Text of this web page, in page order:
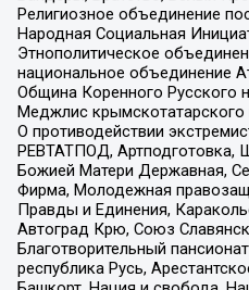
Религиозное объединение
Народная Социальная
Этнополитическое
национальное объединение
Община Коренного Русского
Меджлис
О противодействии
РЕВТАТПОД, Артподготовка,
Божией Матери Державная,
Фирма, Молодежная
Правды и Единения,
Автоград Крю, Союз
Благотворительный
республика Русь,